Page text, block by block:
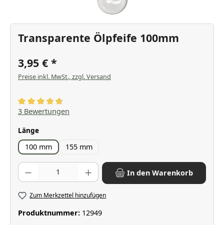
Transparente Ölpfeife 100mm
3,95 €
Preise inkl. MwSt., zzgl. Versand
Durchschnittliche Bewertung von 4.67 von 5 Sternen
3 Bewertungen
Längeauswählen
100 mm 155 mm
Produkt Anzahl: Gib den gewünschten Wert ein oder benutze die
In den Warenkorb
Zum Merkzettel hinzufügen
Produktnummer: 12949